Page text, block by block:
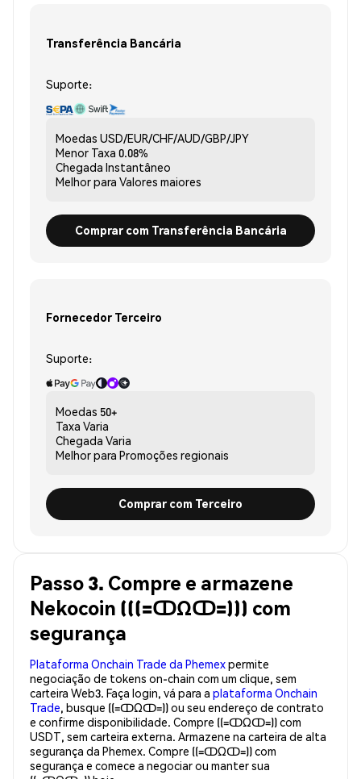
Transferência Bancária
Suporte:
Moedas USD/EUR/CHF/AUD/GBP/JPY
Menor Taxa 0.08%
Chegada Instantâneo
Melhor para Valores maiores
Comprar com Transferência Bancária
Fornecedor Terceiro
Suporte:
Moedas 50+
Taxa Varia
Chegada Varia
Melhor para Promoções regionais
Comprar com Terceiro
Passo 3. Compre e armazene
Nekocoin (((=ↀΩↀ=))) com
segurança
Plataforma Onchain Trade da Phemexpermite
negociação de tokens on-chain com um clique, sem
carteira Web3. Faça login, vá para a plataforma Onchain
Trade, busque ((=ↀΩↀ=)) ou seu endereço de contrato
e confirme disponibilidade. Compre ((=ↀΩↀ=)) com
USDT, sem carteira externa. Armazene na carteira de alta
segurança da Phemex. Compre ((=ↀΩↀ=)) com
segurança e comece a negociar ou manter sua